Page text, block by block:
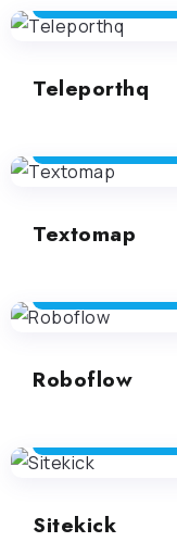
Teleporthq
Textomap
Roboflow
Sitekick